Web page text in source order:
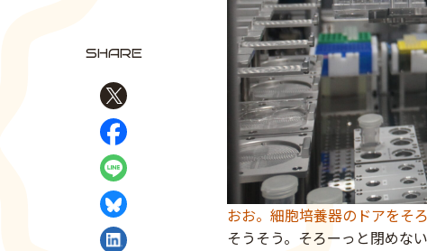
おお。細胞培養器のドアをそ
そうそう。そろーっと閉めな
SHARE
Xでシェア
Facebookでシェア
LINEでシェア
BlueSkyでシェア